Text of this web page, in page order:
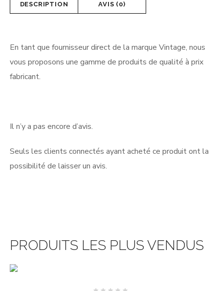
DESCRIPTION AVIS (0)
En tant que fournisseur direct de la marque Vintage, nous
vous proposons une gamme de produits de qualité à prix
fabricant.
Il n’y a pas encore d’avis.
Seuls les clients connectés ayant acheté ce produit ont la
possibilité de laisser un avis.
PRODUITS LES PLUS VENDUS